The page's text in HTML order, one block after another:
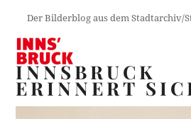
Der Bilderblog aus dem Stadtarchiv/
INNSBRUCK
ERINNERT